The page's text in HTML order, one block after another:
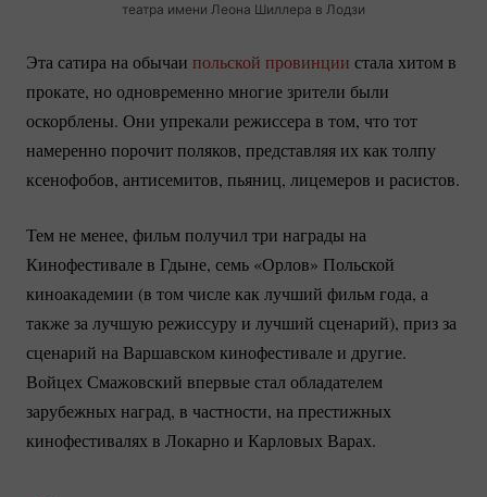
театра имени Леона Шиллера в Лодзи
Эта сатира на обычаи польской провинции стала хитом в
прокате, но одновременно многие зрители были
оскорблены. Они упрекали режиссера в том, что тот
намеренно порочит поляков, представляя их как толпу
ксенофобов, антисемитов, пьяниц, лицемеров и расистов.
Тем не менее, фильм получил три награды на
Кинофестивале в Гдыне, семь «Орлов» Польской
киноакадемии (в том числе как лучший фильм года, а
также за лучшую режиссуру и лучший сценарий), приз за
сценарий на Варшавском кинофестивале и другие.
Войцех Смажовский впервые стал обладателем
зарубежных наград, в частности, на престижных
кинофестивалях в Локарно и Карловых Варах.